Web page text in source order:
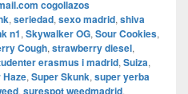
cogollazos
, seriedad, sexo madrid, shiva
n1, Skywalker OG, Sour Cookies,
Cough, strawberry diesel,
erasmus i madrid, Suiza,
Haze, Super Skunk, super yerba
, surespot weedmadrid,